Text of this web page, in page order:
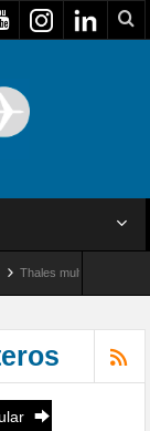
capacidad de producción